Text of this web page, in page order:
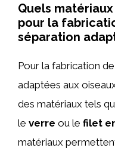
Quels
pour la
séparation
Pour la fabrication
adaptées aux
des matériaux tels
le verre ou le filet
matériaux